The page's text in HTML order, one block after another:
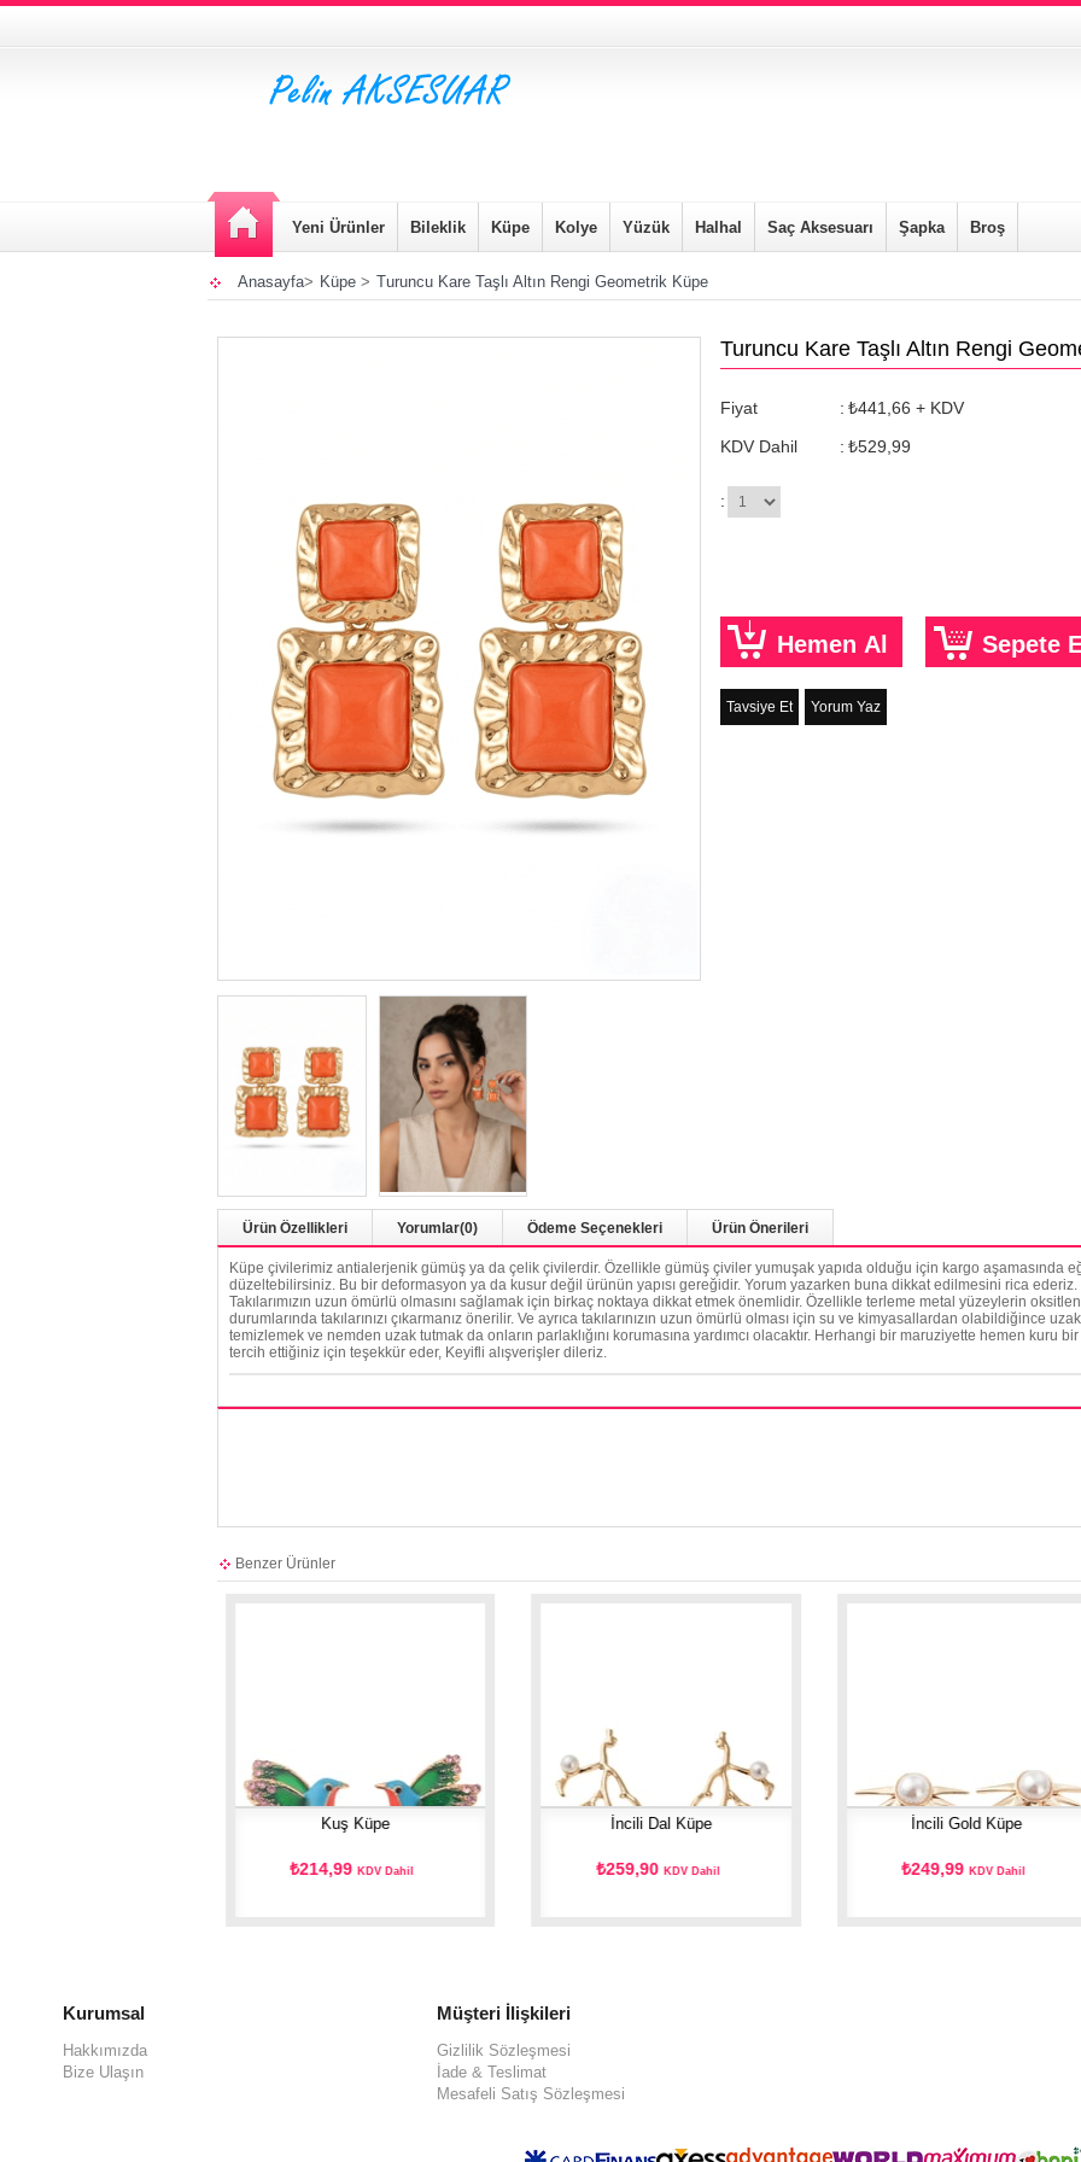
Yeni Ürünler Bileklik Küpe Kolye Yüzük Halhal Saç Aksesuarı Şapka Broş
Anasayfa> Küpe > Turuncu Kare Taşlı Altın Rengi Geometrik Küpe
Turuncu Kare Taşlı Altın Rengi
Fiyat : ₺441,66 + KDV
KDV Dahil
: ₺529,99
:
Tavsiye Et Yorum Yaz
Ürün Özellikleri Yorumlar(0) Ödeme Seçenekleri Ürün Önerileri
Küpe çivilerimiz antialerjenik gümüş ya da çelik çivilerdir. Özellikle gümüş çiviler yumuşak yapıda olduğu için kargo aşamasında
düzeltebilirsiniz. Bu bir deformasyon ya da kusur değil ürünün yapısı gereğidir. Yorum yazarken buna dikkat edilmesini rica
Takılarımızın uzun ömürlü olmasını sağlamak için birkaç noktaya dikkat etmek önemlidir. Özellikle terleme metal yüzeylerin
durumlarında takılarınızı çıkarmanız önerilir. Ve ayrıca takılarınızın uzun ömürlü olması için su ve kimyasallardan olabildiğince uzak
temizlemek ve nemden uzak tutmak da onların parlaklığını korumasına yardımcı olacaktır. Herhangi bir maruziyette hemen kuru
tercih ettiğiniz için teşekkür eder, Keyifli alışverişler dileriz.
Benzer Ürünler
Kuş Küpe
₺214,99KDV Dahil
İncili Dal Küpe
₺259,90KDV Dahil
İncili Gold Küpe
₺249,99KDV Dahil
Kurumsal
Hakkımızda
Bize Ulaşın
Müşteri İlişkileri
Gizlilik Sözleşmesi
İade & Teslimat
Mesafeli Satış Sözleşmesi